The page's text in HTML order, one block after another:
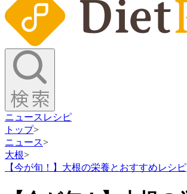
ニュース レシピ
トップ>
ニュース>
大根>
【今が旬！】大根の栄養とおすすめレシピ